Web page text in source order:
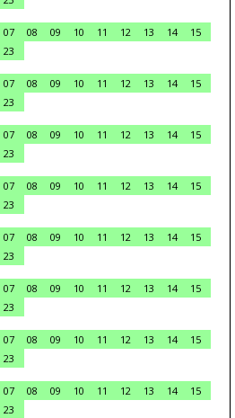
07 08 09 10 11 12 13 14
15
23
07 08 09 10 11 12 13 14
15
23
07 08 09 10 11 12 13 14
15
23
07 08 09 10 11 12 13 14
15
23
07 08 09 10 11 12 13 14
15
23
07 08 09 10 11 12 13 14
15
23
07 08 09 10 11 12 13 14
15
23
07 08 09 10 11 12 13 14
15
23